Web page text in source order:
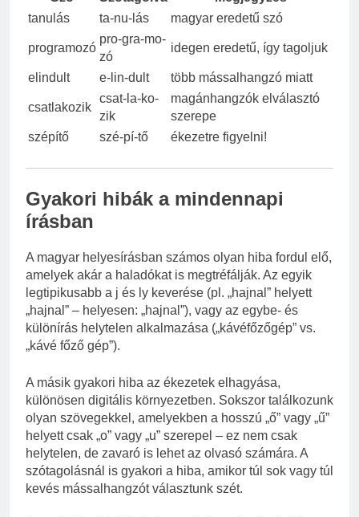
tanulás
ta-nu-lás magyar eredetű szó
programozó
pro-gra-mo-
zó
idegen eredetű, így tagoljuk
elindult e-lin-dult több mássalhangzó miatt
csatlakozik
csat-la-ko-
zik
magánhangzók elválasztó
szerepe
szépítő
szé-pí-tő ékezetre figyelni!
Gyakori hibák a mindennapi
írásban
A magyar helyesírásban számos olyan hiba fordul elő,
amelyek akár a haladókat is megtréfálják. Az egyik
legtipikusabb a j és ly keverése (pl. „hajnal” helyett
„hajnal” – helyesen: „hajnal”), vagy az egybe- és
különírás helytelen alkalmazása („kávéfőzőgép” vs.
„kávé főző gép”).
A másik gyakori hiba az ékezetek elhagyása,
különösen digitális környezetben. Sokszor találkozunk
olyan szövegekkel, amelyekben a hosszú „ő” vagy „ű”
helyett csak „o” vagy „u” szerepel – ez nem csak
helytelen, de zavaró is lehet az olvasó számára. A
szótagolásnál is gyakori a hiba, amikor túl sok vagy túl
kevés mássalhangzót választunk szét.